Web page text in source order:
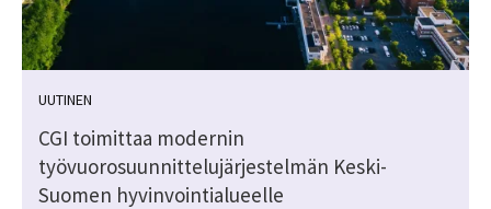
UUTINEN
CGI toimittaa modernin
työvuorosuunnittelujärjestelmän Keski-
Suomen hyvinvointialueelle